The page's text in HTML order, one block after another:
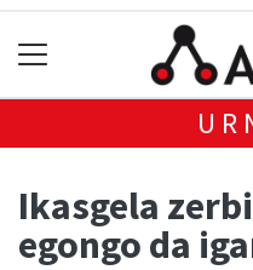
Ikasgela
egongo da